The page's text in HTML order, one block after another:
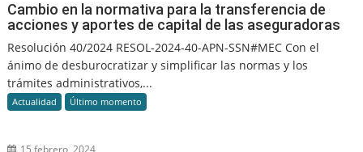
Cambio en la normativa para la transferencia de
acciones y aportes de capital de las aseguradoras
Resolución 40/2024 RESOL-2024-40-APN-SSN#MEC Con el
ánimo de desburocratizar y simplificar las normas y los
trámites administrativos,...
Actualidad Último momento